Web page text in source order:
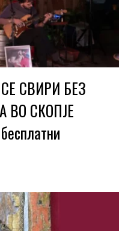
СВИРИ БЕЗ
ВО СКОПЈЕ